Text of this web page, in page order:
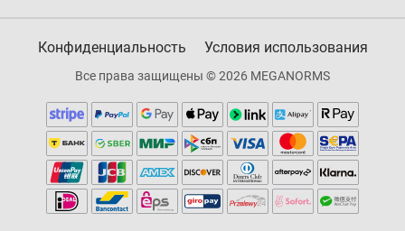
Конфиденциальность Условия использования
Все права защищены © 2026 MEGANORMS